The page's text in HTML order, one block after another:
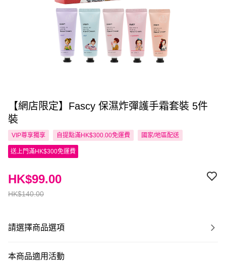
【網店限定】Fascy 保濕炸彈護手霜套裝 5件
裝
VIP尊享獨享 自提點滿HK$300.00免運費 國家/地區配送
送上門滿HK$300免運費
HK$140.00
HK$99.00
請選擇商品選項
本商品適用活動